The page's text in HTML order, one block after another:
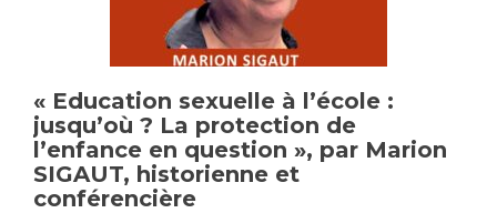
« Education sexuelle à l’école :
jusqu’où ? La protection de
l’enfance en question », par Marion
SIGAUT, historienne et
conférencière